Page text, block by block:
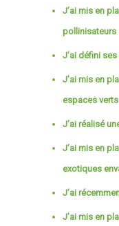
J’ai mis en
pollinisateurs
J’ai défini
J’ai mis en
espaces verts
J’ai réalisé
J’ai mis en
exotiques
J’ai
J’ai mis en